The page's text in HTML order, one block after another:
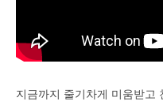
지금까지 줄기차게 미움받고